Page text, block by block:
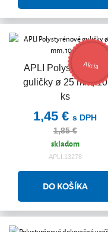
APLI Polystyrénové
guličky ø 25 mm, 10
ks
Akcia
1,45 € s DPH
1,85 €
skladom
APLI.13278